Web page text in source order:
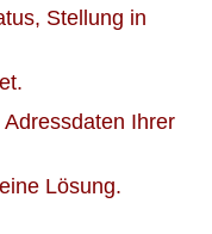
Stellung in
Ihrer
Lösung.